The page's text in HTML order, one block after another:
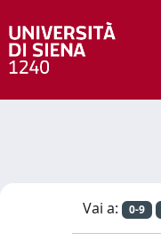
Vai a: 0-9